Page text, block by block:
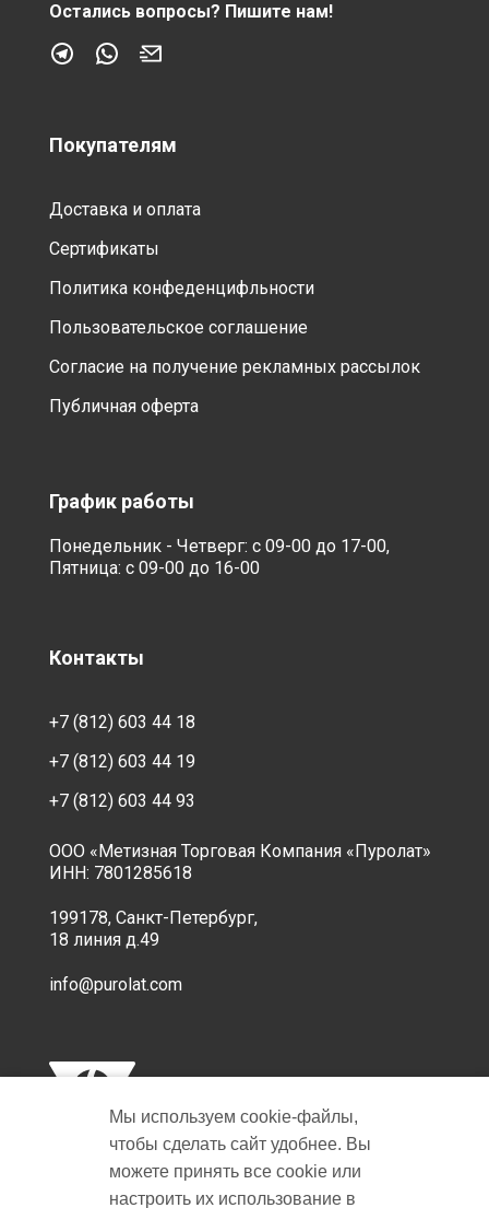
Остались вопросы? Пишите нам!
Покупателям
Доставка и оплата
Сертификаты
Политика конфеденцифльности
Пользовательское соглашение
Согласие на получение рекламных рассылок
Публичная оферта
График работы
Понедельник - Четверг: с 09-00 до 17-00,
Пятница: с 09-00 до 16-00
Контакты
+7 (812) 603 44 18
+7 (812) 603 44 19
+7 (812) 603 44 93
ООО «Метизная Торговая Компания «Пуролат»
ИНН: 7801285618
199178, Санкт-Петербург,
18 линия д.49
info@purolat.com
Мы используем cookie‑файлы,
чтобы сделать сайт удобнее. Вы
можете принять все cookie или
настроить их использование в